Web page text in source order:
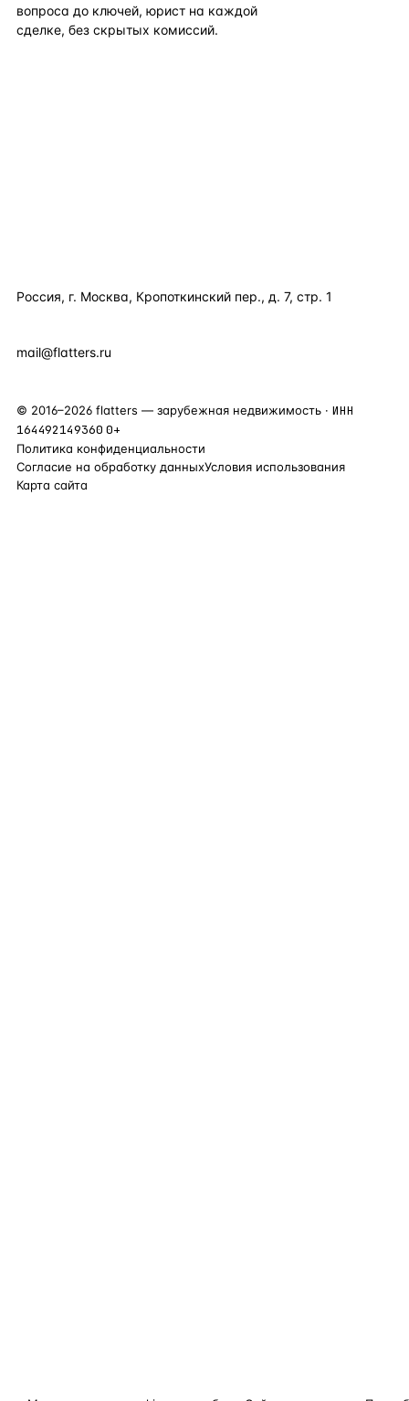
вопроса до ключей, юрист на каждой
сделке, без скрытых комиссий.
Россия, г. Москва, Кропоткинский пер., д. 7, стр. 1
mail@flatters.ru
© 2016–2026 flatters — зарубежная недвижимость · ИНН
164492149360 0+
Политика конфиденциальности
Согласие на обработку данныхУсловия использования
Карта сайта